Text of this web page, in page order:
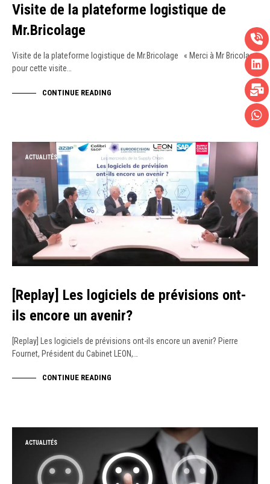
Visite de la plateforme logistique de
Mr.Bricolage
Visite de la plateforme logistique de Mr.Bricolage « Merci à Mr Bricolage
pour cette visite…
CONTINUE READING
ACTUALITÉS
[Replay] Les logiciels de prévisions ont-
ils encore un avenir?
[Replay] Les logiciels de prévisions ont-ils encore un avenir? Pierre
Fournet, Président du Cabinet LEON,…
CONTINUE READING
ACTUALITÉS